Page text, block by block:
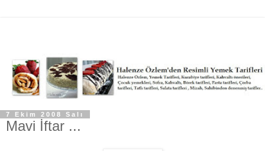
7 Ekim 2008 Salı
Mavi İftar ...